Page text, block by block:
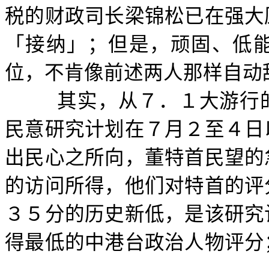
税的财政司长梁锦松已在强
「接纳」；但是，顽固、低
位，不肯像前述两人那样自
其实，从７．１大游行
民意研究计划在７月２至４
出民心之所向，董特首民望
的访问所得，他们对特首的
３５分的历史新低，是该研
得最低的中港台政治人物评